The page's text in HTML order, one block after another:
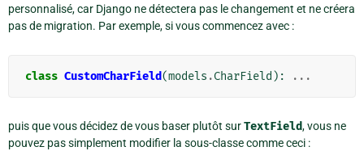
personnalisé, car Django ne détectera pas le changement et ne créera
pas de migration. Par exemple, si vous commencez avec :
class CustomCharField(models .CharField ): ...
puis que vous décidez de vous baser plutôt surTextField, vous ne
pouvez pas simplement modifier la sous-classe comme ceci :